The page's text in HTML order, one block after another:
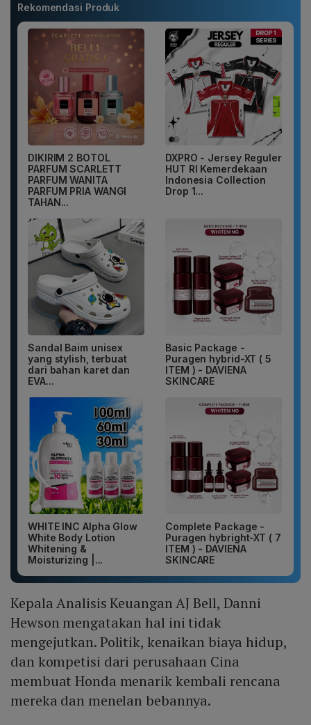
Rekomendasi Produk
DIKIRIM 2 BOTOL
PARFUM SCARLETT
PARFUM WANITA
PARFUM PRIA WANGI
TAHAN...
DXPRO - Jersey Reguler
HUT RI Kemerdekaan
Indonesia Collection
Drop 1...
Sandal Baim unisex
yang stylish, terbuat
dari bahan karet dan
EVA...
Basic Package -
Puragen hybrid-XT ( 5
ITEM ) - DAVIENA
SKINCARE
WHITE INC Alpha Glow
White Body Lotion
Whitening &
Moisturizing |...
Complete Package -
Puragen hybright-XT ( 7
ITEM ) - DAVIENA
SKINCARE
Kepala Analisis Keuangan AJ Bell, Danni
Hewson mengatakan hal ini tidak
mengejutkan. Politik, kenaikan biaya hidup,
dan kompetisi dari perusahaan Cina
membuat Honda menarik kembali rencana
mereka dan menelan bebannya.